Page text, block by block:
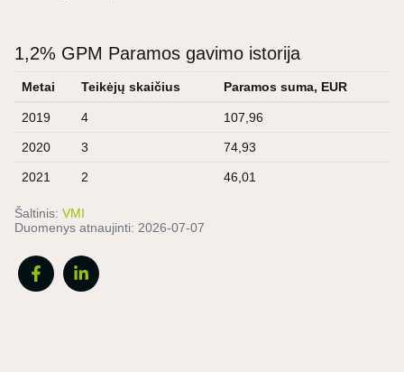
1,2% GPM Paramos gavimo istorija
Metai Teikėjų skaičius Paramos suma, EUR
2019 4 107,96
2020 3 74,93
2021 2 46,01
Šaltinis: VMI
Duomenys atnaujinti: 2026-07-07